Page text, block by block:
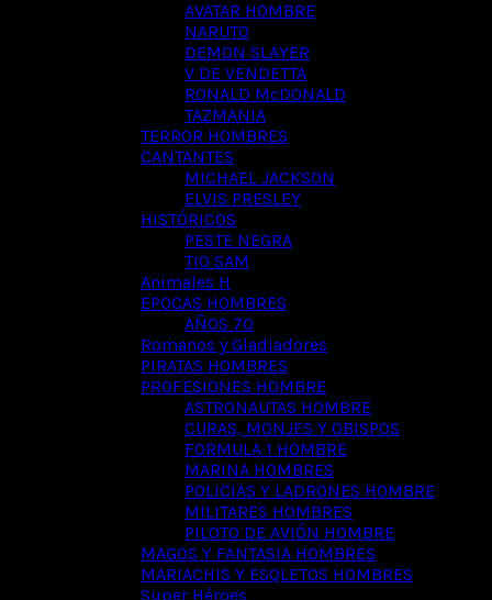
AVATAR HOMBRE
NARUTO
DEMON SLAYER
V DE VENDETTA
RONALD McDONALD
TAZMANIA
TERROR HOMBRES
CANTANTES
MICHAEL JACKSON
ELVIS PRESLEY
HISTÓRICOS
PESTE NEGRA
TIO SAM
Animales H
EPOCAS HOMBRES
AÑOS 70
Romanos y Gladiadores
PIRATAS HOMBRES
PROFESIONES HOMBRE
ASTRONAUTAS HOMBRE
CURAS, MONJES Y OBISPOS
FORMULA 1 HOMBRE
MARINA HOMBRES
POLICIAS Y LADRONES HOMBRE
MILITARES HOMBRES
PILOTO DE AVIÓN HOMBRE
MAGOS Y FANTASIA HOMBRES
MARIACHIS Y ESQLETOS HOMBRES
Super Héroes